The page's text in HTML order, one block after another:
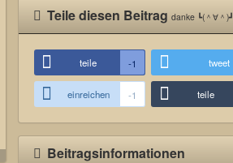
Teile diesen Beitragdanke ┗(＾∀＾)┛
teile -1 tweet
einreichen -1 teile
Beitragsinformationen